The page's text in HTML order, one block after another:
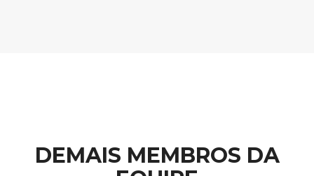
DEMAIS MEMBROS DA